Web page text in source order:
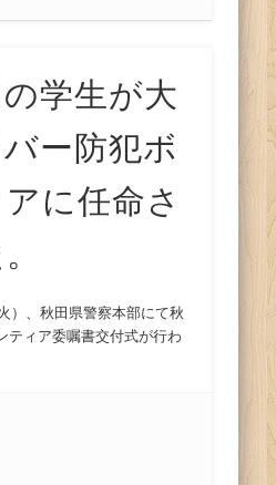
学生が大
ー防犯ボ
に任命さ
）、秋田県警察本部にて秋
ティア委嘱書交付式が行わ